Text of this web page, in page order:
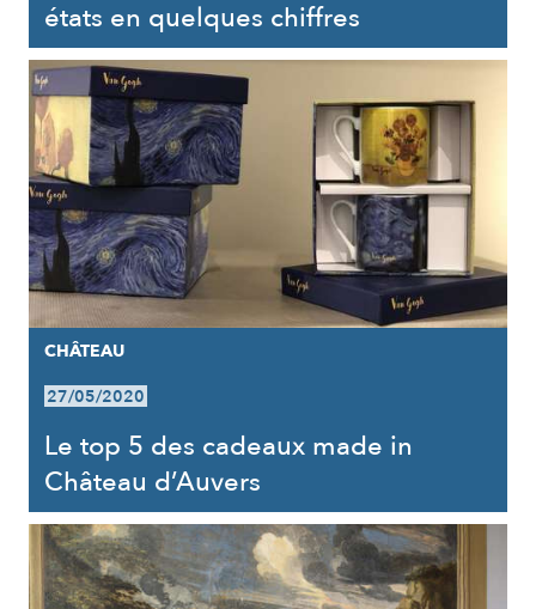
états en quelques chiffres
CHÂTEAU
27/05/2020
Le top 5 des cadeaux made in
Château d’Auvers